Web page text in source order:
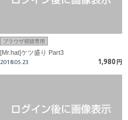
ブラウザ視聴専用
[Mr.hat]ケツ盛り Part3
2018.05.23 1,980 円